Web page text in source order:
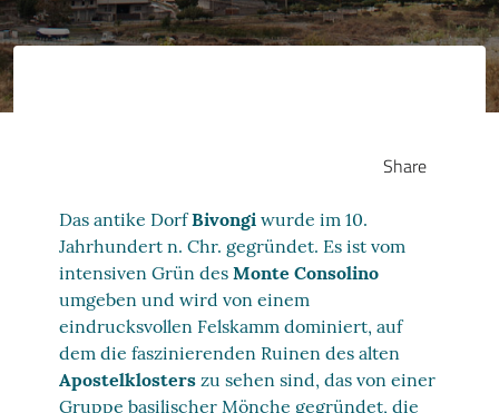
Share
Das antike DorfBivongiwurde im 10.
Jahrhundert n. Chr. gegründet. Es ist vom
intensiven Grün desMonte Consolino
umgeben und wird von einem
eindrucksvollen Felskamm dominiert, auf
dem die faszinierenden Ruinen des alten
Apostelklosterszu sehen sind, das von einer
Gruppe basilischer Mönche gegründet, die